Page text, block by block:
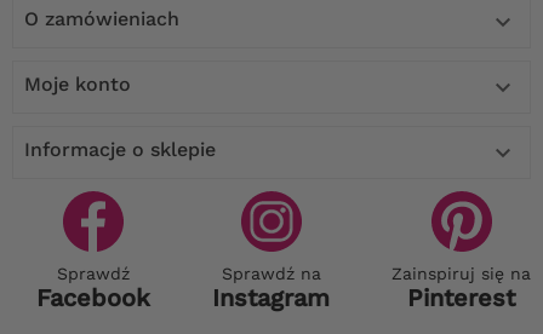
O zamówieniach 
Moje konto 
Informacje o sklepie 
Sprawdź
Facebook
Sprawdź na
Instagram
Zainspiruj się na
Pinterest